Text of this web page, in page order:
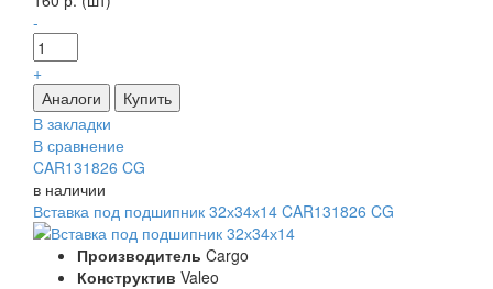
-
+
В закладки
В сравнение
CAR131826 CG
в наличии
Вставка под подшипник 32х34х14 CAR131826 CG
Производитель Cargo
Конструктив Valeo